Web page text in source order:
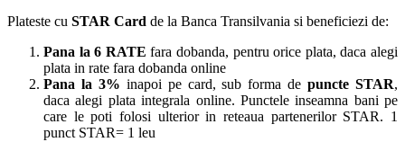
Plateste cu STAR Card de la Banca Transilvania si beneficiezi de:
Pana la 6 RATE fara dobanda, pentru orice plata, daca alegi
plata in rate fara dobanda online
Pana la 3% inapoi pe card, sub forma depuncte STAR,
daca alegi plata integrala online. Punctele inseamna bani pe
care le poti folosi ulterior in reteaua partenerilor STAR. 1
punct STAR= 1 leu